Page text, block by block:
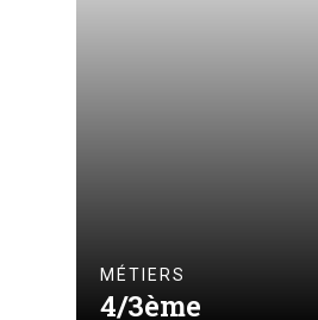
MÉTIERS
4/3ème